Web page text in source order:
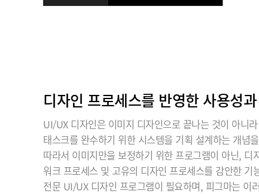
디자인 프로세스를 반영한 사용성
UI/UX 디자인은 이미지 디자인으로 끝나는 것이 아니
태스크를 완수하기 위한 시스템을 기획 설계하는 개념
따라서 이미지만을 보정하기 위한 프로그램이 아닌, 디
워크 프로세스 및 고유의 디자인 프로세스를 감안한 기
전문 UI/UX 디자인 프로그램이 필요하며, 피그마는 이